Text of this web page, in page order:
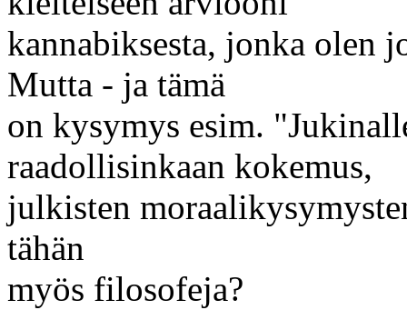
kannabiksesta, jonka olen
Mutta - ja tämä
on kysymys esim.
raadollisinkaan kokemus,
julkisten
tähän
myös filosofeja?